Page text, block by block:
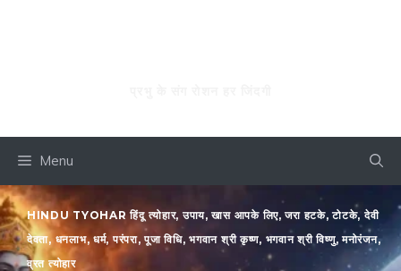
Menu
HINDU TYOHAR हिंदू त्योहार, उपाय,खास आपके लिए,जरा हटके,टोटके,देवी
देवता, धनलाभ,धर्म,परंपरा,पूजा विधि,भगवान श्री कृष्ण, भगवान श्री विष्णु,मनोरंजन,
व्रत त्योहार